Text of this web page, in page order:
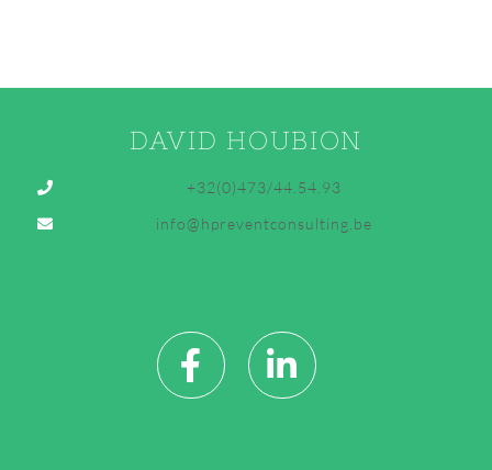
DAVID HOUBION
+32(0)473/44.54.93
info@hpreventconsulting.be